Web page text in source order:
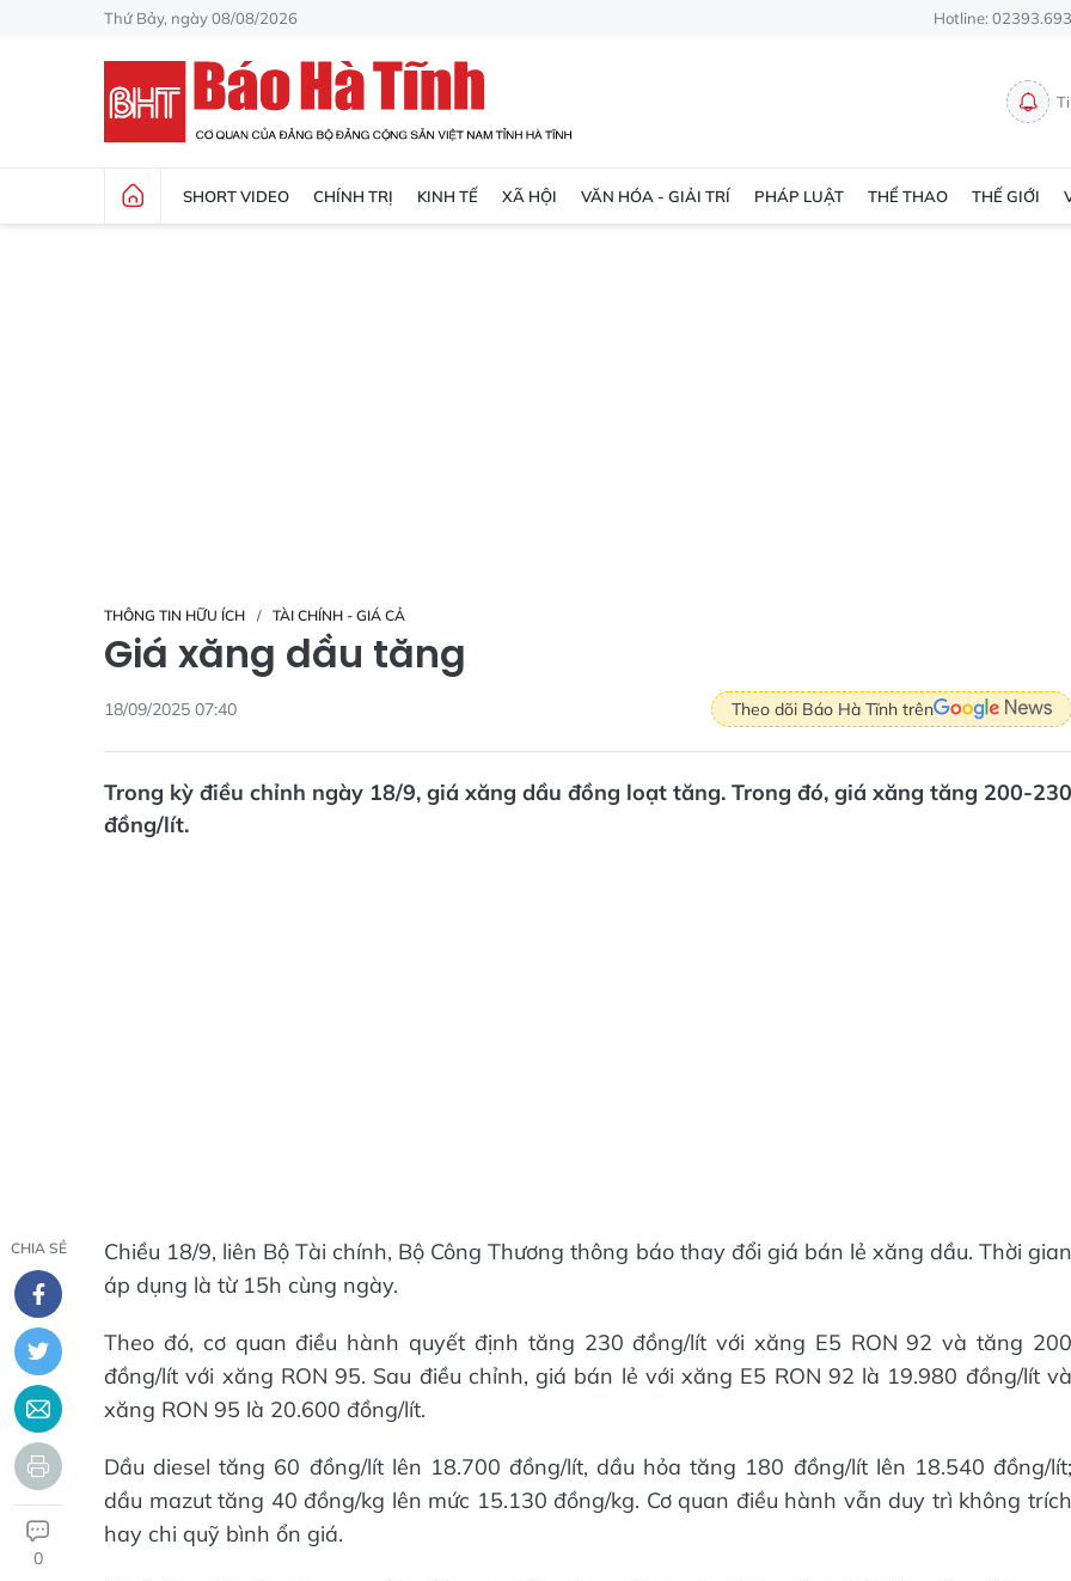
Thứ Bảy, ngày 08/08/2026 Hotline:
SHORT VIDEO CHÍNH TRỊ KINH TẾ XÃ HỘI VĂN HÓA - GIẢI TRÍ PHÁP LUẬT THỂ THAO THẾ GIỚI
THÔNG TIN HỮU ÍCH TÀI CHÍNH - GIÁ CẢ
Giá xăng dầu tăng
18/09/2025 07:40 Theo dõi Báo Hà Tĩnh trên
Trong kỳ điều chỉnh ngày 18/9, giá xăng dầu đồng loạt tăng. Trong đó, giá xăng tăng 200-230
đồng/lít.
CHIA SẺ
0
Chiều 18/9, liên Bộ Tài chính, Bộ Công Thương thông báo thay đổi giá bán lẻ xăng dầu. Thời gian
áp dụng là từ 15h cùng ngày.
Theo đó, cơ quan điều hành quyết định tăng 230 đồng/lít với xăng E5 RON 92 và tăng 200
đồng/lít với xăng RON 95. Sau điều chỉnh, giá bán lẻ với xăng E5 RON 92 là 19.980 đồng/lít và
xăng RON 95 là 20.600 đồng/lít.
Dầu diesel tăng 60 đồng/lít lên 18.700 đồng/lít, dầu hỏa tăng 180 đồng/lít lên 18.540 đồng/lít;
dầu mazut tăng 40 đồng/kg lên mức 15.130 đồng/kg. Cơ quan điều hành vẫn duy trì không trích
hay chi quỹ bình ổn giá.